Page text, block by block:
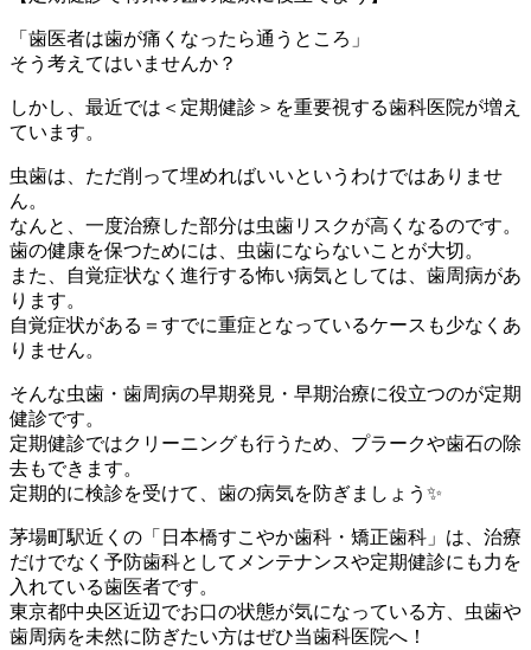
「歯医者は歯が痛くなったら通うところ」
そう考えてはいませんか？
しかし、最近では＜定期健診＞を重要視する歯科医院が増え
ています。
虫歯は、ただ削って埋めればいいというわけではありませ
ん。
なんと、一度治療した部分は虫歯リスクが高くなるのです。
歯の健康を保つためには、虫歯にならないことが大切。
また、自覚症状なく進行する怖い病気としては、歯周病があ
ります。
自覚症状がある＝すでに重症となっているケースも少なくあ
りません。
そんな虫歯・歯周病の早期発見・早期治療に役立つのが定期
健診です。
定期健診ではクリーニングも行うため、プラークや歯石の除
去もできます。
定期的に検診を受けて、歯の病気を防ぎましょう✨
茅場町駅近くの「日本橋すこやか歯科・矯正歯科」は、治療
だけでなく予防歯科としてメンテナンスや定期健診にも力を
入れている歯医者です。
東京都中央区近辺でお口の状態が気になっている方、虫歯や
歯周病を未然に防ぎたい方はぜひ当歯科医院へ！